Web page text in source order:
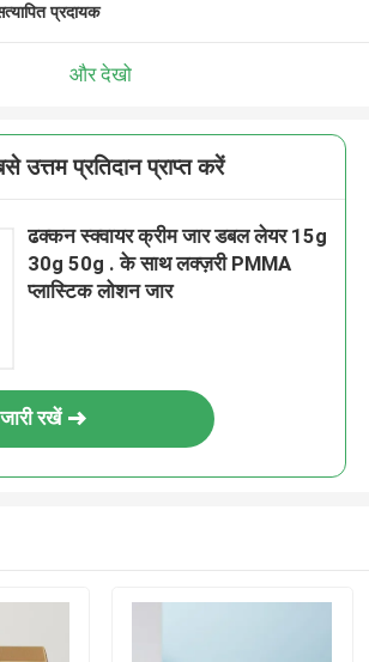
प्रदायक
और देखो
उत्तम प्रतिदान प्राप्त करें
ढक्कन स्क्वायर क्रीम जार डबल लेयर 15g
30g 50g . के साथ लक्ज़री PMMA
प्लास्टिक लोशन जार
जारी रखें